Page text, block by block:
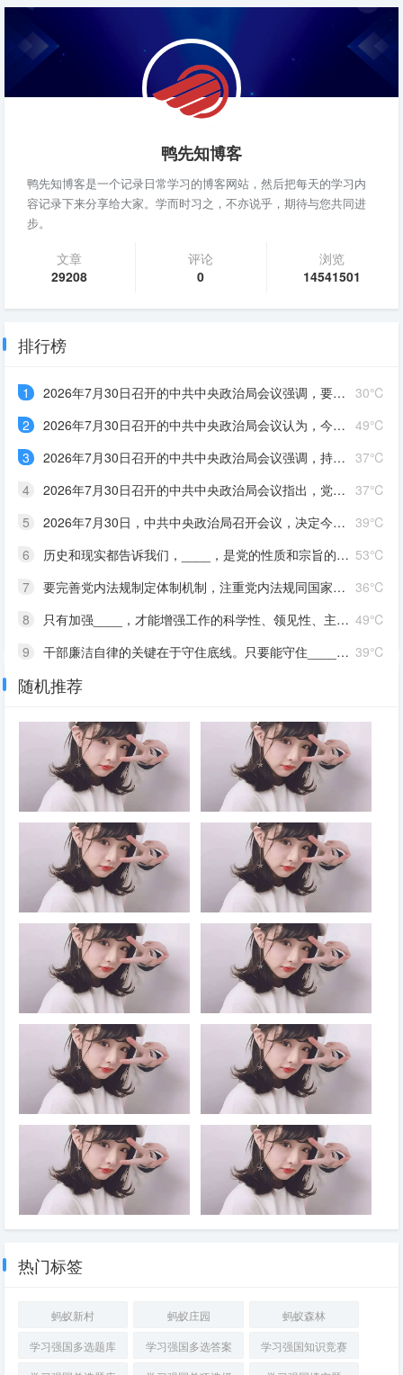
鸭先知博客
鸭先知博客是一个记录日常学习的博客网站，然后把每天的学习内
容记录下来分享给大家。学而时习之，不亦说乎，期待与您共同进
步。
文章
29208
评论
0
浏览
14541501
排行榜
30℃
1
2026年7月30日召开的中共中央政治局会议强调，要有效扩大____，适应不同群体消费需求扩大优质供给，挖掘____潜力。扎实推进____规划建设。加快现代化产业体系建设，加强对基础研究的长期稳定支持，深入实施“人工智能+”行动，发展____，完善人工智能治理体系。积极推动前沿技术突破和未来产业发展，着力打造____，持续推动传统产业改造升级
49℃
2
2026年7月30日召开的中共中央政治局会议认为，今年以来，以习近平同志为核心的党中央团结带领全党全国各族人民锐意进取、奋勇拼搏，坚持统筹国内国际两个大局，统筹发展和安全，有效应对各种外部冲击和内部困难，我国经济呈现____、____的发展态势。同时，要高度重视经济运行中的困难挑战，坚定信心，迎难而上，用好各种机遇和优势，推动高质量发展行稳致远
37℃
3
2026年7月30日召开的中共中央政治局会议强调，持之以恒推进全面从严治党要坚持马克思列宁主义、毛泽东思想、邓小平理论、“三个代表”重要思想、科学发展观，全面贯彻____，深入学习贯彻____，落实____，以____为根本，坚持和加强党中央集中统一领导，着眼于提高党的长期执政能力、保持党的先进性和纯洁性、保持党同人民群众的血肉联系，坚持严的基调不动摇，健全全面从严治党体系，以党的政治建设为统领，全面推进党的各方面建设，充分激发全党积极性主动性创造性，不断实现党的自我净化、自我完善、自我革新、自我提高，确保党始终成为走在时代前列、人民衷心拥护、经得起各种风浪考验、朝气蓬勃的马克思主义执政党，始终成为中国特色社会主义事业的坚强领导核心。 ①习近平新时代中国特色社会主义思想②习近平党建思想③新时代党的建设总要求④党章。
37℃
4
2026年7月30日召开的中共中央政治局会议指出，党的十八大以来，全面从严治党取得伟大成就，开辟了百年大党____新境界，推动党和国家事业取得历史性成就、发生历史性变革，党和人民赢得强党强国的历史主动。同时，随着世情国情党情发生深刻变化，全面从严治党也面临许多新情况新问题。全党必须从巩固____、实现____的战略高度，深刻认识持之以恒推进全面从严治党的重大意义，坚定信心，保持定力，以____把新时代全面从严治党宝贵经验坚持好、运用好，把党的建设面临的突出问题整治好、解决好，把管党治党形成的良好政治局面巩固好、发展好
39℃
5
2026年7月30日，中共中央政治局召开会议，决定今年10月在北京召开中国共产党第二十届中央委员会____全体会议，主要议程是，中共中央政治局向中央委员会报告工作，研究____若干重大问题。会议分析研究当前经济形势，部署____经济工作。中共中央总书记习近平主持会议
53℃
6
历史和现实都告诉我们，____，是党的性质和宗旨的体现，是中国共产党区别于其他政党的显著标志，也是党发展壮大的重要原因；能否保持党同人民群众的血肉联系，决定着党的事业的成败
36℃
7
要完善党内法规制定体制机制，注重党内法规同国家法律的衔接和协调，构建以____为根本、若干配套党内法规为支撑的党内法规制度体系，提高党内法规____。党章等党规对党员的要求____，党员不仅要严格遵守法律法规，而且要严格遵守党章等党规，对自己提出更高要求
49℃
8
只有加强____，才能增强工作的科学性、领见性、主动性，才能使领导和决策体现时代性、把握规律性、富于创造性，避免陷入少知而迷、不知而盲、无知而乱的困境，才能克服本领不足、本领恐慌、本领落后的问题
39℃
9
干部廉洁自律的关键在于守住底线。只要能守住____的底线，就能守住党和人民交给自己的政治责任，守住自己的政治生命线，守住正确的人生价值观。所有领导干部都必须把____当作政治必修课来认真对待，决不能把权力变成牟取个人或少数人私利的工具，永葆共产党人政治本色
10 严明党的纪律，首要的就是严明政治纪律。党的纪律是多方面的，但____是最重要、最根本、最关键的纪律，遵守党的政治纪律是遵守党的全部纪律的重要基础。政治纪律是各级党组织和全体党员在____、____、____、____、____方面必须遵守的规矩，是维护党的团结统一的根本保证
随机推荐
2026年7月30日召开的中共中央
政治局会议强调，要有效扩大
____，适应不同群体消费需求
扩大优质供给，挖掘____潜
力。扎实推进____规划建设。
加快现代化产业体系建设，加强
对基础研究的长期稳定支持，深
入实施“人工智能+”行动，发展
____，完善人工智能治理体
系。积极推动前沿技术突破和未
来产业发展，着力打造____，
持续推动传统产业改造升级
2026年7月30日召开的中共中央
政治局会议认为，今年以来，以
习近平同志为核心的党中央团结
带领全党全国各族人民锐意进
取、奋勇拼搏，坚持统筹国内国
际两个大局，统筹发展和安全，
有效应对各种外部冲击和内部困
难，我国经济呈现____、____
的发展态势。同时，要高度重视
经济运行中的困难挑战，坚定信
心，迎难而上，用好各种机遇和
优势，推动高质量发展行稳致远
2026年7月30日召开的中共中央
政治局会议强调，持之以恒推进
全面从严治党要坚持马克思列宁
主义、毛泽东思想、邓小平理
论、“三个代表”重要思想、科学
发展观，全面贯彻____，深入
学习贯彻____，落实____，以
____为根本，坚持和加强党中
央集中统一领导，着眼于提高党
的长期执政能力、保持党的先进
性和纯洁性、保持党同人民群众
的血肉联系，坚持严的基调不动
摇，健全全面从严治党体系，以
党的政治建设为统领，全面推进
党的各方面建设，充分激发全党
积极性主动性创造性，不断实现
党的自我净化、自我完善、自我
革新、自我提高，确保党始终成
为走在时代前列、人民衷心拥
护、经得起各种风浪考验、朝气
成为中国特色社会主义事业的坚
强领导核心。 ①习近平新时代
党建思想③新时代党的建设总要
求④党章。
2026年7月30日召开的中共中央
政治局会议指出，党的十八大以
来，全面从严治党取得伟大成
就，开辟了百年大党____新境
界，推动党和国家事业取得历史
性成就、发生历史性变革，党和
人民赢得强党强国的历史主动。
同时，随着世情国情党情发生深
刻变化，全面从严治党也面临许
多新情况新问题。全党必须从巩
固____、实现____的战略高
度，深刻认识持之以恒推进全面
从严治党的重大意义，坚定信
心，保持定力，以____把新时
代全面从严治党宝贵经验坚持
好、运用好，把党的建设面临的
突出问题整治好、解决好，把管
党治党形成的良好政治局面巩固
好、发展好
2026年7月30日，中共中央政治
局召开会议，决定今年10月在
北京召开中国共产党第二十届中
央委员会____全体会议，主要
议程是，中共中央政治局向中央
委员会报告工作，研究____若
干重大问题。会议分析研究当前
经济形势，部署____经济工
作。中共中央总书记习近平主持
会议
历史和现实都告诉我们，
____，是党的性质和宗旨的体
现，是中国共产党区别于其他政
党的显著标志，也是党发展壮大
的重要原因；能否保持党同人民
群众的血肉联系，决定着党的事
业的成败
要完善党内法规制定体制机制，
注重党内法规同国家法律的衔接
和协调，构建以____为根本、
若干配套党内法规为支撑的党内
法规制度体系，提高党内法规
____。党章等党规对党员的要
求____，党员不仅要严格遵守
只有加强____，才能增强工作
的科学性、领见性、主动性，才
能使领导和决策体现时代性、把
握规律性、富于创造性，避免陷
入少知而迷、不知而盲、无知而
乱的困境，才能克服本领不足、
本领恐慌、本领落后的问题
治责任，守住自己的政治生命
政治必修课来认真对待，决不能
利的工具，永葆共产党人政治本
和全体党员在____、____、
守的规矩，是维护党的团结统一
热门标签
蚂蚁新村 蚂蚁庄园
蚂蚁森林
学习强国多选题库
学习强国多选答案
学习强国知识竞赛